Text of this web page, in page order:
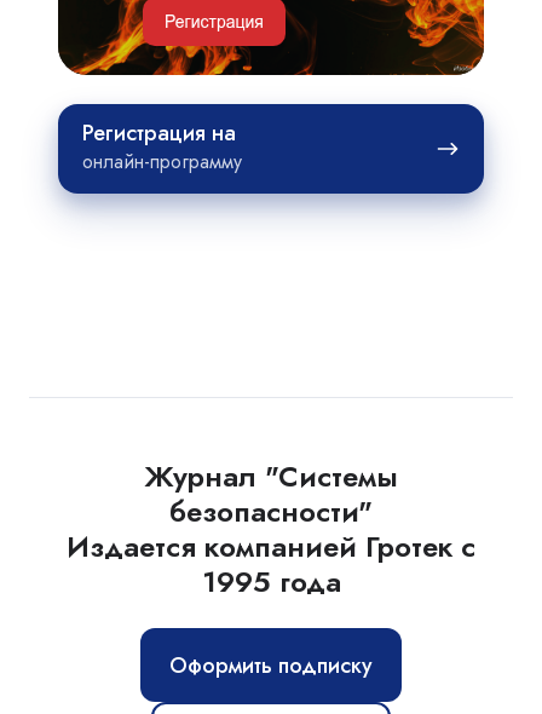
Регистрация на
онлайн-программу
Регистрация
Журнал "Системы
безопасности"
Издается компанией Гротек с
1995 года
Оформить подписку